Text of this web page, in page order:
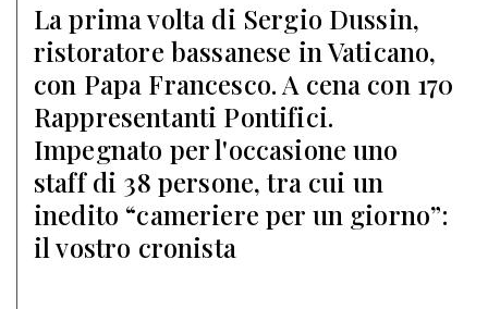
La prima volta di Sergio Dussin,
ristoratore bassanese in Vaticano,
con Papa Francesco. A cena con 170
Rappresentanti Pontifici.
Impegnato per l'occasione uno
staff di 38 persone, tra cui un
inedito “cameriere per un giorno”:
il vostro cronista